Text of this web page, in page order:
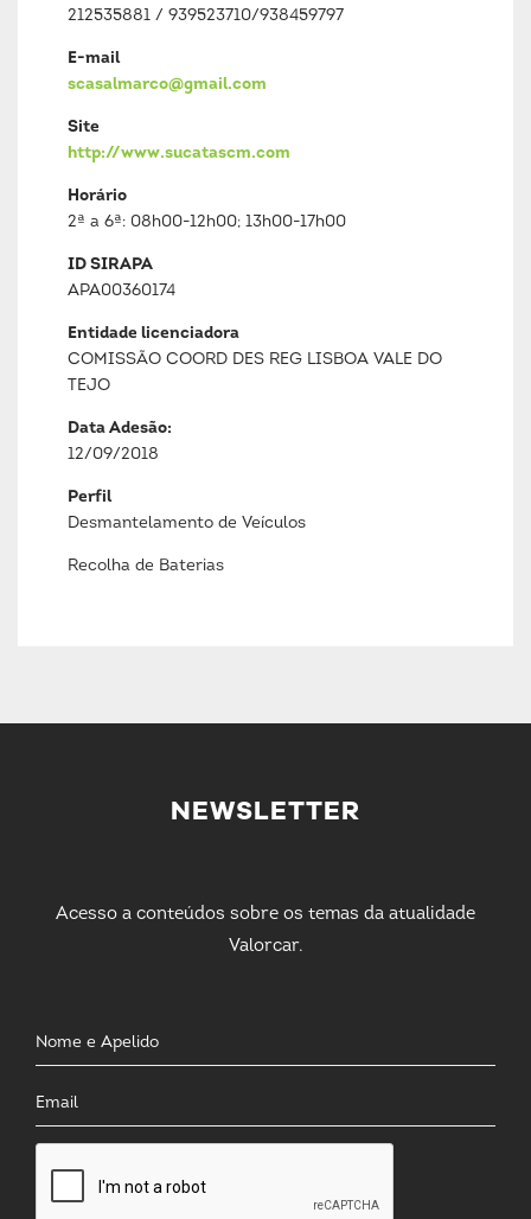
212535881 / 939523710/938459797
E-mail
scasalmarco@gmail.com
Site
http://www.sucatascm.com
Horário
2ª a 6ª: 08h00-12h00; 13h00-17h00
ID SIRAPA
APA00360174
Entidade licenciadora
COMISSÃO COORD DES REG LISBOA VALE DO
TEJO
Data Adesão:
12/09/2018
Perfil
Desmantelamento de Veículos
Recolha de Baterias
NEWSLETTER
Acesso a conteúdos sobre os temas da atualidade
Valorcar.